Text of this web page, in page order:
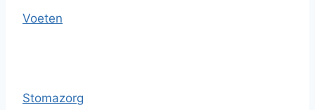
Voeten
Stomazorg